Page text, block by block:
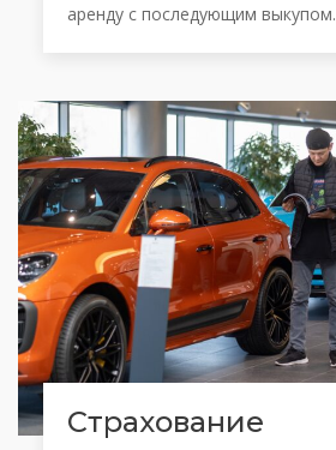
аренду с последующим выкупом.
Страхование